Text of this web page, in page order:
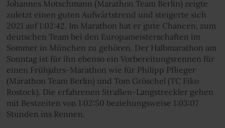
Johannes Motschmann (Marathon Team Berlin) zeigte
zuletzt einen guten Aufwärtstrend und steigerte sich
2021 auf 1:02:42. Im Marathon hat er gute Chancen, zum
deutschen Team bei den Europameisterschaften im
Sommer in München zu gehören. Der Halbmarathon am
Sonntag ist für ihn ebenso ein Vorbereitungsrennen für
einen Frühjahrs-Marathon wie für Philipp Pflieger
(Marathon Team Berlin) und Tom Gröschel (TC Fiko
Rostock). Die erfahrenen Straßen-Langstreckler gehen
mit Bestzeiten von 1:02:50 beziehungsweise 1:03:07
Stunden ins Rennen.